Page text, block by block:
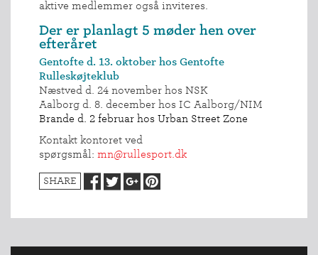
aktive medlemmer også inviteres.
Der er planlagt 5 møder hen over
efteråret
Gentofte d. 13. oktober hos Gentofte
Rulleskøjteklub
Næstved d. 24 november hos NSK
Aalborg d. 8. december hos IC Aalborg/NIM
Brande d. 2 februar hos Urban Street Zone
Kontakt kontoret ved
spørgsmål: mn@rullesport.dk
SHARE